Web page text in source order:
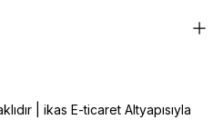
| ikas E-ticaret Altyapısıyla